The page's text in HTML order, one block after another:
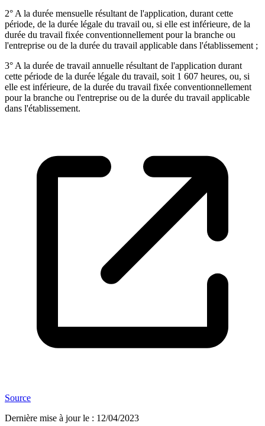
2° A la durée mensuelle résultant de l'application, durant cette
période, de la durée légale du travail ou, si elle est inférieure, de la
durée du travail fixée conventionnellement pour la branche ou
l'entreprise ou de la durée du travail applicable dans l'établissement ;
3° A la durée de travail annuelle résultant de l'application durant
cette période de la durée légale du travail, soit 1 607 heures, ou, si
elle est inférieure, de la durée du travail fixée conventionnellement
pour la branche ou l'entreprise ou de la durée du travail applicable
dans l'établissement.
Source
Dernière mise à jour le : 12/04/2023